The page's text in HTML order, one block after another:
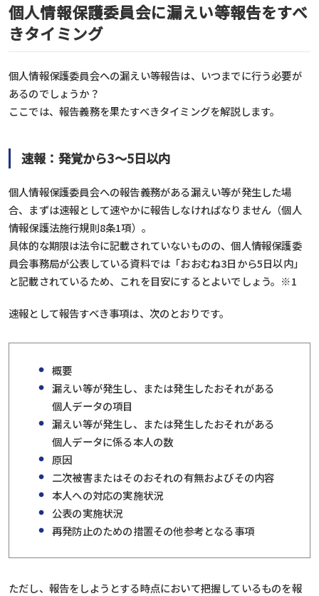
個人情報保護委員会に漏えい等報告をすべ
きタイミング
個人情報保護委員会への漏えい等報告は、いつまでに行う必要が
あるのでしょうか？
ここでは、報告義務を果たすべきタイミングを解説します。
速報：発覚から3～5日以内
個人情報保護委員会への報告義務がある漏えい等が発生した場
合、まずは速報として速やかに報告しなければなりません（個人
情報保護法施行規則8条1項）。
具体的な期限は法令に記載されていないものの、個人情報保護委
員会事務局が公表している資料では「おおむね3日から5日以内」
と記載されているため、これを目安にするとよいでしょう。 ※1
速報として報告すべき事項は、次のとおりです。
概要
漏えい等が発生し、または発生したおそれがある
個人データの項目
漏えい等が発生し、または発生したおそれがある
個人データに係る本人の数
原因
二次被害またはそのおそれの有無およびその内容
本人への対応の実施状況
公表の実施状況
再発防止のための措置その他参考となる事項
ただし、報告をしようとする時点において把握しているものを報